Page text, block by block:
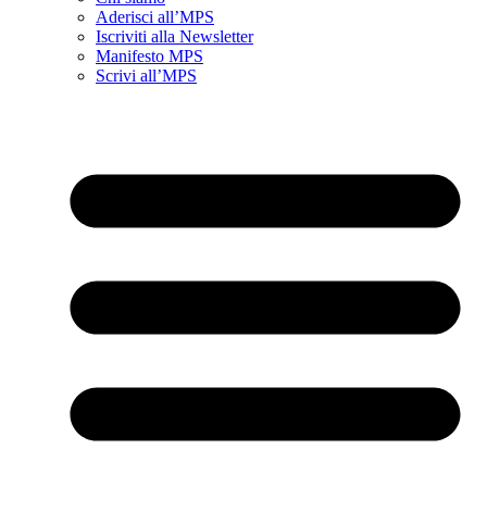
Aderisci all’MPS
Iscriviti alla Newsletter
Manifesto MPS
Scrivi all’MPS